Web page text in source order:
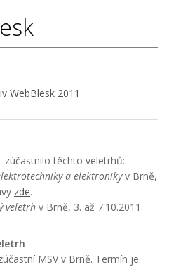
zúčastnilo těchto veletrhů:
a elektronikyv Brně,
zde.
veletrh v Brně, 3. až 7.10.2011.
MSV v Brně. Termín je